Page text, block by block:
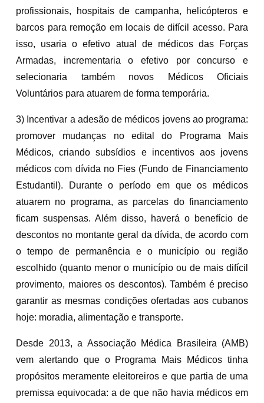
profissionais, hospitais de campanha, helicópteros e
barcos para remoção em locais de difícil acesso. Para
isso, usaria o efetivo atual de médicos das Forças
Armadas, incrementaria o efetivo por concurso e
selecionaria também novos Médicos Oficiais
Voluntários para atuarem de forma temporária.
3) Incentivar a adesão de médicos jovens ao programa:
promover mudanças no edital do Programa Mais
Médicos, criando subsídios e incentivos aos jovens
médicos com dívida no Fies (Fundo de Financiamento
Estudantil). Durante o período em que os médicos
atuarem no programa, as parcelas do financiamento
ficam suspensas. Além disso, haverá o benefício de
descontos no montante geral da dívida, de acordo com
o tempo de permanência e o município ou região
escolhido (quanto menor o município ou de mais difícil
provimento, maiores os descontos). Também é preciso
garantir as mesmas condições ofertadas aos cubanos
hoje: moradia, alimentação e transporte.
Desde 2013, a Associação Médica Brasileira (AMB)
vem alertando que o Programa Mais Médicos tinha
propósitos meramente eleitoreiros e que partia de uma
premissa equivocada: a de que não havia médicos em